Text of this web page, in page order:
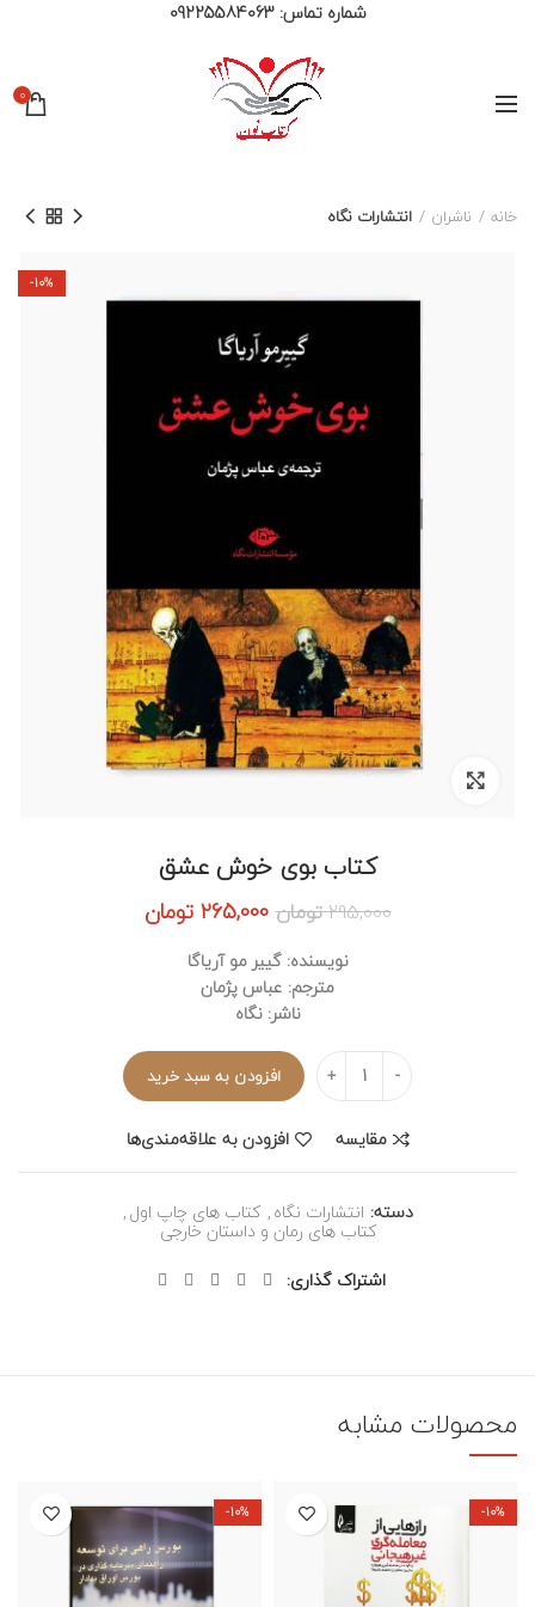
شماره تماس:09225584063
0
خانه ناشران انتشارات نگاه
-10%
برای بزرگنمایی کلیک کنید
کتاب بوی خوش عشق
295,000تومانقیمت
295,000 تومان
بود.
265,000 تومان
نویسنده: گییر مو آریاگا
مترجم: عباس پژمان
ناشر: نگاه
تعداد
افزودن به سبد خرید
مقایسه افزودن به علاقه‌مندی‌ها
دسته: انتشارات نگاه, کتاب های چاپ اول,
کتاب های رمان و داستان خارجی
اشتراک گذاری
محصولات مشابه
-10%
-10%